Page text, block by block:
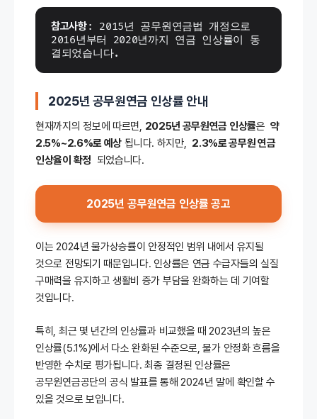
참고사항: 2015년 공무원연금법 개정으로
2016년부터 2020년까지 연금 인상률이 동
결되었습니다.
2025년 공무원연금 인상률 안내
현재까지의 정보에 따르면, 2025년 공무원연금 인상률은 약
2.5%~2.6%로 예상 됩니다. 하지만, 2.3%로 공무원 연금
인상율이 확정 되었습니다.
2025년 공무원연금 인상률 공고
이는 2024년 물가상승률이 안정적인 범위 내에서 유지될
것으로 전망되기 때문입니다. 인상률은 연금 수급자들의 실질
구매력을 유지하고 생활비 증가 부담을 완화하는 데 기여할
것입니다.
특히, 최근 몇 년간의 인상률과 비교했을 때 2023년의 높은
인상률(5.1%)에서 다소 완화된 수준으로, 물가 안정화 흐름을
반영한 수치로 평가됩니다. 최종 결정된 인상률은
공무원연금공단의 공식 발표를 통해 2024년 말에 확인할 수
있을 것으로 보입니다.